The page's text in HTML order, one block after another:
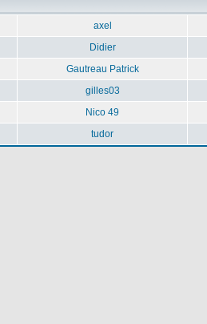
axel
Didier
Gautreau Patrick
gilles03
Nico 49
tudor